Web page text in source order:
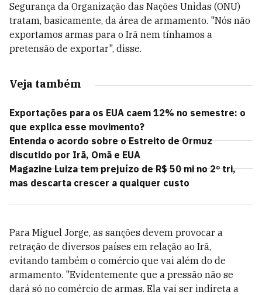
Segurança da Organização das Nações Unidas (ONU)
tratam, basicamente, da área de armamento. "Nós não
exportamos armas para o Irã nem tínhamos a
pretensão de exportar", disse.
Veja também
Exportações para os EUA caem 12% no semestre: o
que explica esse movimento?
Entenda o acordo sobre o Estreito de Ormuz
discutido por Irã, Omã e EUA
Magazine Luiza tem prejuízo de R$ 50 mi no 2º tri,
mas descarta crescer a qualquer custo
Para Miguel Jorge, as sanções devem provocar a
retração de diversos países em relação ao Irã,
evitando também o comércio que vai além do de
armamento. "Evidentemente que a pressão não se
dará só no comércio de armas. Ela vai ser indireta a